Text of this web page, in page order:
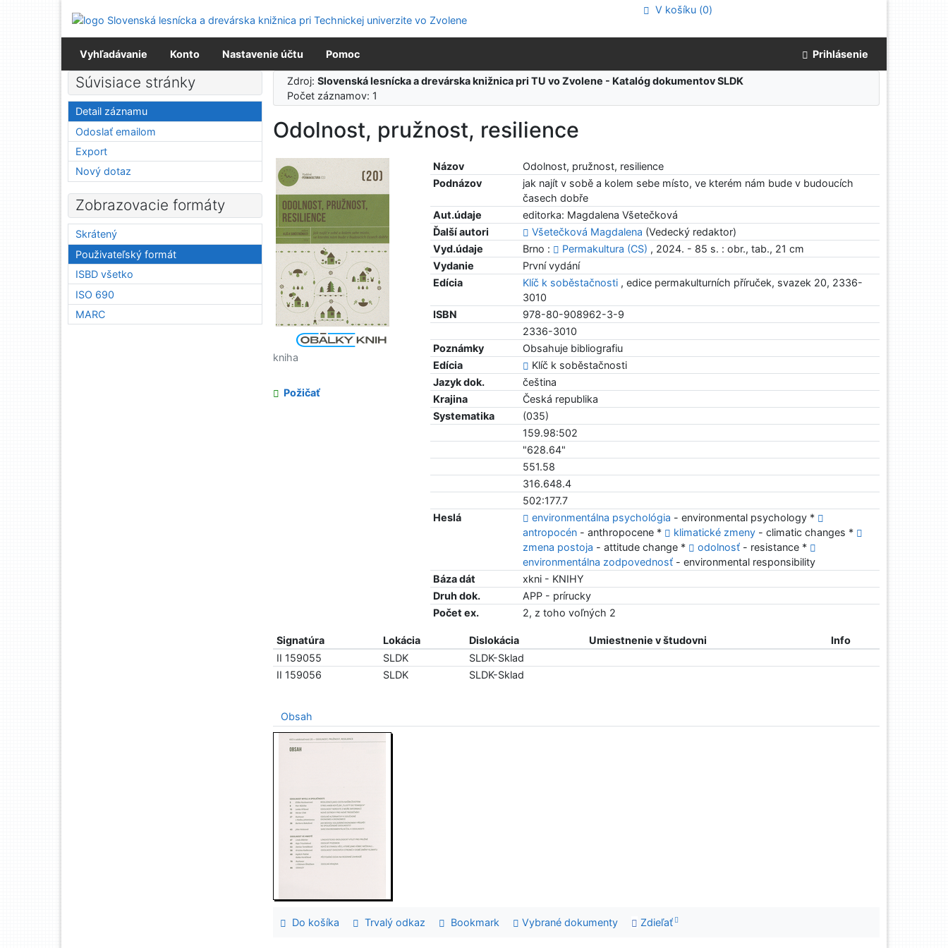
Prejsť na menu
Prehlásenie o webovej prístupnosti
V košíku (0)
Vyhľadávanie Konto Nastavenie účtu Pomoc Prihlásenie
Zdroj:Slovenská lesnícka a drevárska knižnica pri TU vo Zvolene - Katalóg dokumentov SLDK
Počet záznamov: 1
Odolnost, pružnost, resilience
Názov
Odolnost, pružnost, resilience
Podnázov
jak najít v sobě a kolem sebe místo, ve kterém nám bude v budoucích
časech dobře
Aut.údaje
editorka: Magdalena Všetečková
Ďalší autori
Všetečková Magdalena (Vedecký redaktor)
Vyd.údaje
Brno : Permakultura (CS) , 2024. - 85 s. : obr., tab., 21 cm
Vydanie
První vydání
Edícia
Klíč k soběstačnosti , edice permakulturních příruček, svazek 20, 2336-
3010
ISBN
978-80-908962-3-9
2336-3010
Poznámky
Obsahuje bibliografiu
Edícia
Klíč k soběstačnosti
Jazyk dok.
čeština
Krajina
Česká republika
Systematika
(035)
159.98:502
"628.64"
551.58
316.648.4
502:177.7
Heslá
environmentálna psychológia - environmental psychology *
antropocén - anthropocene * klimatické zmeny - climatic changes *
zmena postoja - attitude change * odolnosť - resistance *
environmentálna zodpovednosť - environmental responsibility
Báza dát
xkni - KNIHY
Druh dok.
APP - prírucky
Počet ex.
2, z toho voľných 2
kniha
Požičať
Signatúra Lokácia Dislokácia Umiestnenie v študovni
Info
II 159055
SLDK
SLDK-Sklad
II 159056
SLDK SLDK-Sklad
Obsah
Do košíka Trvalý odkaz Bookmark Vybrané dokumenty Zdieľať
Súvisiace stránky
Detail záznamu
Odoslať emailom
Export
Nový dotaz
Zobrazovacie formáty
Skrátený
Použivateľský formát
ISBD všetko
ISO 690
MARC